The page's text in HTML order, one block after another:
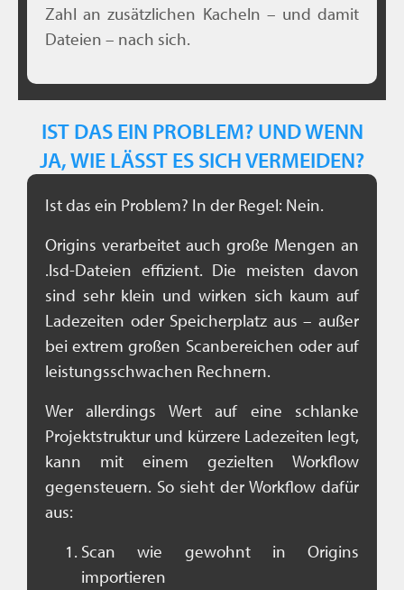
Zahl an zusätzlichen Kacheln – und damit
Dateien – nach sich.
IST DAS EIN PROBLEM? UND WENN
JA, WIE LÄSST ES SICH VERMEIDEN?
Ist das ein Problem? In der Regel: Nein.
Origins verarbeitet auch große Mengen an
.lsd-Dateien effizient. Die meisten davon
sind sehr klein und wirken sich kaum auf
Ladezeiten oder Speicherplatz aus – außer
bei extrem großen Scanbereichen oder auf
leistungsschwachen Rechnern.
Wer allerdings Wert auf eine schlanke
Projektstruktur und kürzere Ladezeiten legt,
kann mit einem gezielten Workflow
gegensteuern. So sieht der Workflow dafür
aus:
Scan wie gewohnt in Origins
importieren